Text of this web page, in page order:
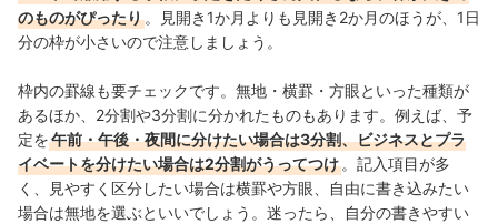
のものがぴったり 。見開き1か月よりも見開き2か月のほうが、1日
分の枠が小さいので注意しましょう。
枠内の罫線も要チェックです。無地・横罫・方眼といった種類が
あるほか、2分割や3分割に分かれたものもあります。例えば、予
定を午前・午後・夜間に分けたい場合は3分割、ビジネスとプラ
イベートを分けたい場合は2分割がうってつけ 。記入項目が多
く、見やすく区分したい場合は横罫や方眼、自由に書き込みたい
場合は無地を選ぶといいでしょう。迷ったら、自分の書きやすい